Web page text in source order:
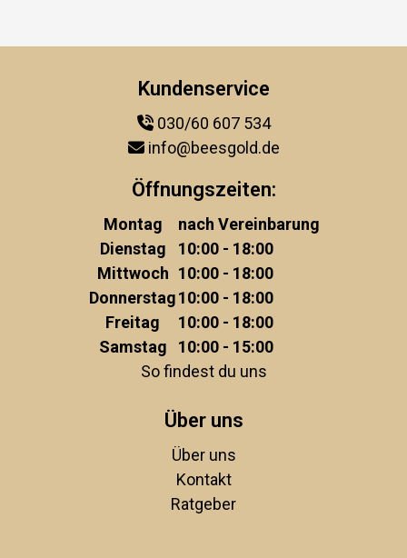
Kundenservice
030/60 607 534
info@beesgold.de
Öffnungszeiten:
Montag
nach Vereinbarung
Dienstag
10:00 - 18:00
Mittwoch 10:00 - 18:00
Donnerstag10:00 - 18:00
Freitag
10:00 - 18:00
Samstag
10:00 - 15:00
So findest du uns
Über uns
Über uns
Kontakt
Ratgeber